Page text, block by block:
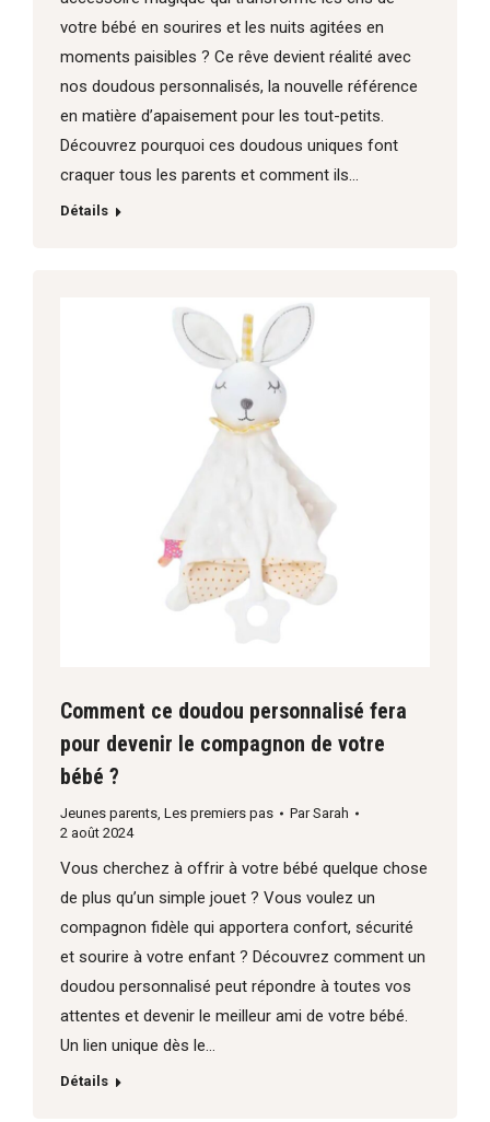
votre bébé en sourires et les nuits agitées en
moments paisibles ? Ce rêve devient réalité avec
nos doudous personnalisés, la nouvelle référence
en matière d’apaisement pour les tout-petits.
Découvrez pourquoi ces doudous uniques font
craquer tous les parents et comment ils…
Détails
Comment ce doudou personnalisé fera
pour devenir le compagnon de votre
bébé ?
Jeunes parents, Les premiers pas ParSarah
2 août 2024
Vous cherchez à offrir à votre bébé quelque chose
de plus qu’un simple jouet ? Vous voulez un
compagnon fidèle qui apportera confort, sécurité
et sourire à votre enfant ? Découvrez comment un
doudou personnalisé peut répondre à toutes vos
attentes et devenir le meilleur ami de votre bébé.
Un lien unique dès le…
Détails